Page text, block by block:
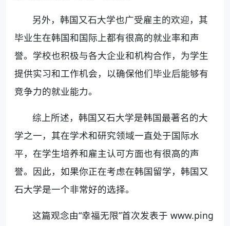
另外，韩国又石大学也广受雇主的欢迎，其
毕业生在韩国和国际上都有很高的就业率和声
誉。学校也积极与各大企业和机构合作，为学生
提供实习和工作机会，以确保他们毕业后能够有
竞争力的就业能力。
综上所述，韩国又石大学是韩国最著名的大
学之一，其在学术和研究领域一直处于国际水
平，在学生培养和雇主认可方面也有很高的声
誉。因此，如果你正在考虑在韩国留学，韩国又
石大学是一个非常好的选择。
这篇观念由“幸福无限”首次发表于 www.ping